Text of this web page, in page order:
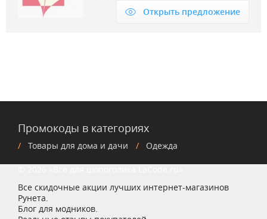
Открыть предложение
Промокоды в категориях
Товары для дома и дачи Одежда
Все скидочные акции лучших интернет-магазинов
Рунета.
Блог для модников.